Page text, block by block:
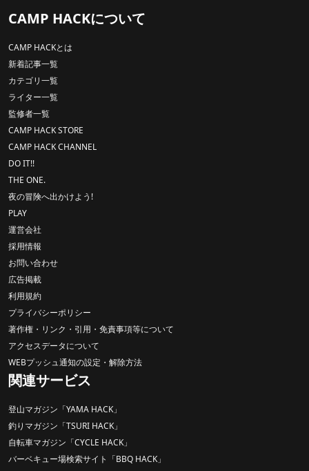
CAMP HACKについて
CAMP HACKとは
新着記事一覧
カテゴリ一覧
ライター一覧
監修者一覧
CAMP HACK STORE
CAMP HACK CHANNEL
DO IT!!
THE ONE.
夜の冒険へ出かけよう!
PLAY
運営会社
採用情報
お問い合わせ
広告掲載
利用規約
プライバシーポリシー
著作権・リンク・引用・免責事項等について
アクセスデータについて
WEBプッシュ通知の設定・解除方法
関連サービス
登山マガジン「YAMA HACK」
釣りマガジン「TSURI HACK」
自転車マガジン「CYCLE HACK」
バーベキュー場検索サイト「BBQ HACK」